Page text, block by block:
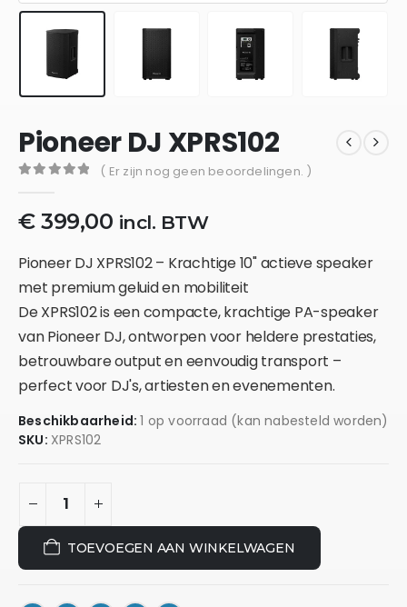
Pioneer DJ XPRS102
( Er zijn nog geen beoordelingen. )
€399,00 incl. BTW
Pioneer DJ XPRS102 – Krachtige 10" actieve speaker
met premium geluid en mobiliteit
De XPRS102 is een compacte, krachtige PA-speaker
van Pioneer DJ, ontworpen voor heldere prestaties,
betrouwbare output en eenvoudig transport –
perfect voor DJ's, artiesten en evenementen.
Beschikbaarheid:1 op voorraad (kan nabesteld worden)
SKU: XPRS102
TOEVOEGEN AAN WINKELWAGEN